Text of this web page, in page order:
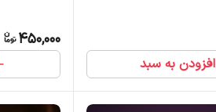
افزودن به سبد
450,000